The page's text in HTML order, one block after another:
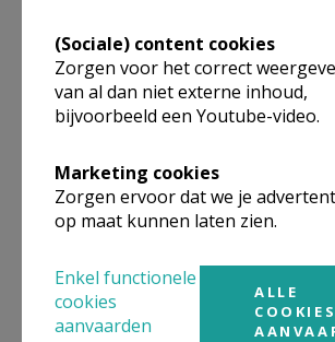
Gepubliceerd door
Pastorale Zone Oud-Heverlee
Meer
Artikel
(Sociale) content cookies
Zorgen voor het correct
van al dan niet externe inhoud,
bijvoorbeeld een Youtube-video.
Marketing cookies
Zorgen ervoor dat we je
op maat kunnen laten zien.
Enkel functionele
cookies
aanvaarden
ALLE
COOKIES